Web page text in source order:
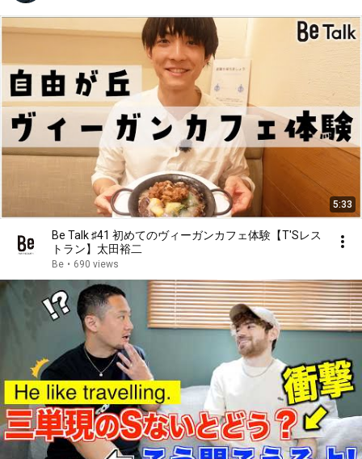
5:33
Be Talk ♯41 初めてのヴィーガンカフェ体験【T'Sレス
トラン】太田裕二
Be • 690 views